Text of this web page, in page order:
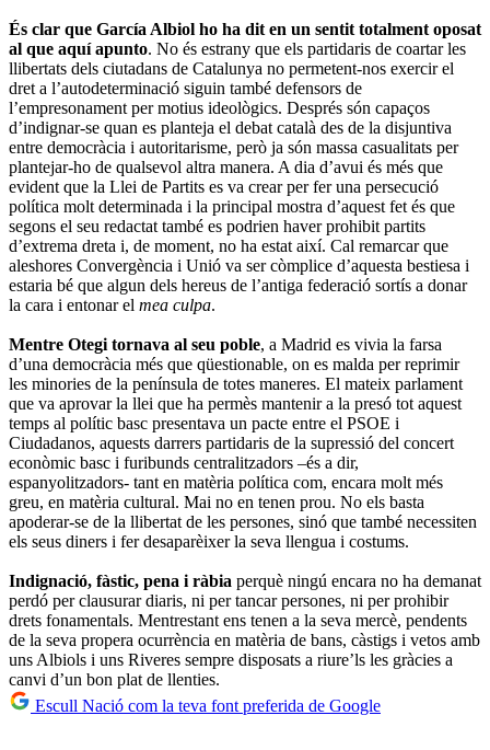
És clar que García Albiol ho ha dit en un sentit totalment oposat
al que aquí apunto. No és estrany que els partidaris de coartar les
llibertats dels ciutadans de Catalunya no permetent-nos exercir el
dret a l’autodeterminació siguin també defensors de
l’empresonament per motius ideològics. Després són capaços
d’indignar-se quan es planteja el debat català des de la disjuntiva
entre democràcia i autoritarisme, però ja són massa casualitats per
plantejar-ho de qualsevol altra manera. A dia d’avui és més que
evident que la Llei de Partits es va crear per fer una persecució
política molt determinada i la principal mostra d’aquest fet és que
segons el seu redactat també es podrien haver prohibit partits
d’extrema dreta i, de moment, no ha estat així. Cal remarcar que
aleshores Convergència i Unió va ser còmplice d’aquesta bestiesa i
estaria bé que algun dels hereus de l’antiga federació sortís a donar
la cara i entonar el mea culpa.
Mentre Otegi tornava al seu poble, a Madrid es vivia la farsa
d’una democràcia més que qüestionable, on es malda per reprimir
les minories de la península de totes maneres. El mateix parlament
que va aprovar la llei que ha permès mantenir a la presó tot aquest
temps al polític basc presentava un pacte entre el PSOE i
Ciudadanos, aquests darrers partidaris de la supressió del concert
econòmic basc i furibunds centralitzadors –és a dir,
espanyolitzadors- tant en matèria política com, encara molt més
greu, en matèria cultural. Mai no en tenen prou. No els basta
apoderar-se de la llibertat de les persones, sinó que també necessiten
els seus diners i fer desaparèixer la seva llengua i costums.
Indignació, fàstic, pena i ràbia perquè ningú encara no ha demanat
perdó per clausurar diaris, ni per tancar persones, ni per prohibir
drets fonamentals. Mentrestant ens tenen a la seva mercè, pendents
de la seva propera ocurrència en matèria de bans, càstigs i vetos amb
uns Albiols i uns Riveres sempre disposats a riure’ls les gràcies a
canvi d’un bon plat de llenties.
Escull Nació com la teva font preferida de Google